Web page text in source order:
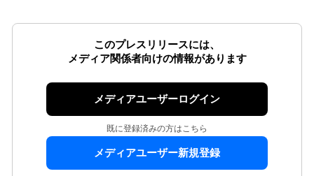
このプレスリリースには、
メディア関係者向けの情報があります
メディアユーザーログイン
既に登録済みの方はこちら
メディアユーザー新規登録